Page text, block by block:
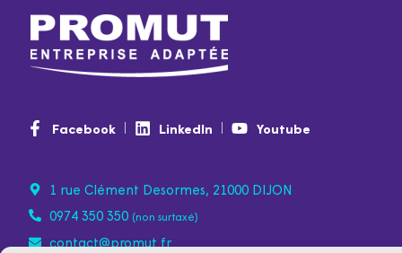
Facebook LinkedIn Youtube
1 rue Clément Desormes, 21000 DIJON
0974 350 350 (non surtaxé)
contact@promut.fr